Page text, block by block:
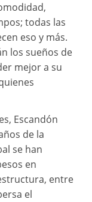
todas las
eso y más.
los sueños de
mejor a su
Escandón
de la
se han
en
entre
el